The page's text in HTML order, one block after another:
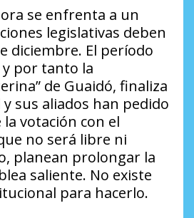
se enfrenta a un
legislativas deben
diciembre. El período
y por tanto la
de Guaidó, finaliza
y sus aliados han pedido
votación con el
no será libre ni
planean prolongar la
saliente. No existe
para hacerlo.